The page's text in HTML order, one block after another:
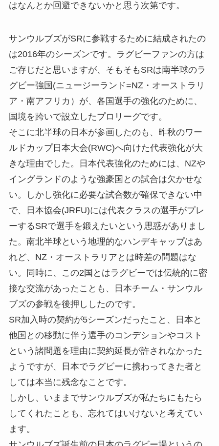
はなんとか回避できないかと思う次第です。
サンウルブズがSRに参戦するために結成されたの
は2016年のシーズンです。ラグビーファンの方は
ご存じだと思いますが、そもそもSRは南半球のラ
グビー強国(ニュージーランド=NZ・オーストラリ
ア・南アフリカ）が、各国選手の強化のために、
国境を跨いで設立したプロリーグです。
そこに北半球の日本が参画したのも、昨秋のワー
ルドカップ日本大会(RWC)へ向けた代表強化が大
きな理由でした。日本代表強化のためには、NZや
イングランドのような強豪国との試合は欠かせな
い。しかし強化に必要な試合数が確保できない中
で、日本協会(JRFU)には代表クラスの選手がプレ
ーするSRで選手を鍛えたいという思惑がありまし
た。南北半球という地理的なハンデキャップはあ
れど、NZ・オーストラリアとは時差の問題はな
い。同時に、この2国とはラグビーでは伝統的に密
接な交流があったことも、日本チーム・サンウル
ブズの参戦を後押ししたのです。
SR加入時の契約が5シーズンだったこと、日本と
他国との移動に伴う選手のコンデションやコスト
という諸問題を理由に契約延長が許されなかった
ようですが、日本でラグビーに携わってきた者と
しては本当に残念なことです。
しかし、いままでサンウルブズが私たちにもたら
してくれたことも、忘れてはいけないと考えてい
ます。